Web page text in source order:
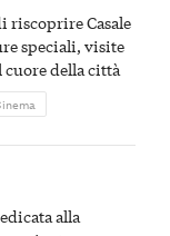
riscoprire Casale
speciali, visite
della città
alla